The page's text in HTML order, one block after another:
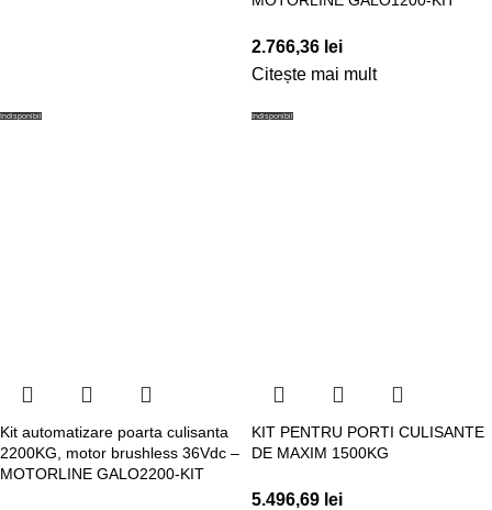
2.766,36 lei
Citește mai mult
Indisponibil
Kit automatizare poarta culisanta
2200KG, motor brushless 36Vdc –
MOTORLINE GALO2200-KIT
Indisponibil
KIT PENTRU PORTI CULISANTE
DE MAXIM 1500KG
5.496,69 lei